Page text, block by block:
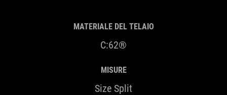
MATERIALE DEL TELAIO
C:62®
MISURE
Size Split